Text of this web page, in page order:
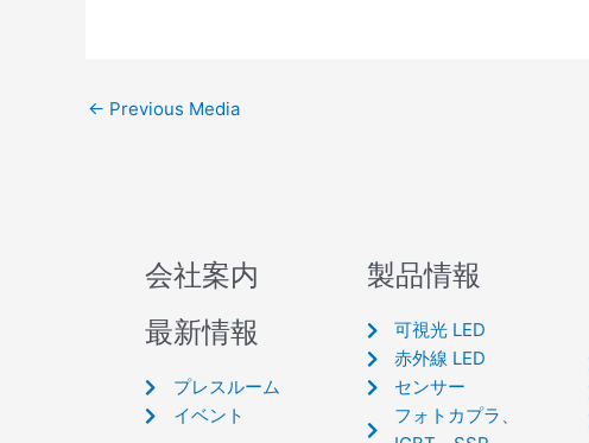
← Previous Media
会社案内
最新情報
プレスルーム
イベント
製品情報
可視光 LED
赤外線 LED
センサー
フォトカプラ、